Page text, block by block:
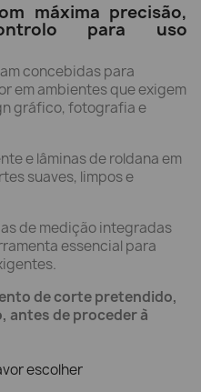
máxima precisão,
para uso
concebidas para
em ambientes que exigem
gráfico, fotografia e
e lâminas de roldana em
suaves, limpos e
de medição integradas
essencial para
de corte pretendido,
antes de proceder à
escolher